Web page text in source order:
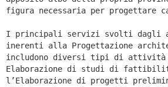
figura necessaria per progettare
I principali servizi svolti dagli
inerenti alla Progettazione
includono diversi tipi di attività
Elaborazione di studi di
l’Elaborazione di progetti